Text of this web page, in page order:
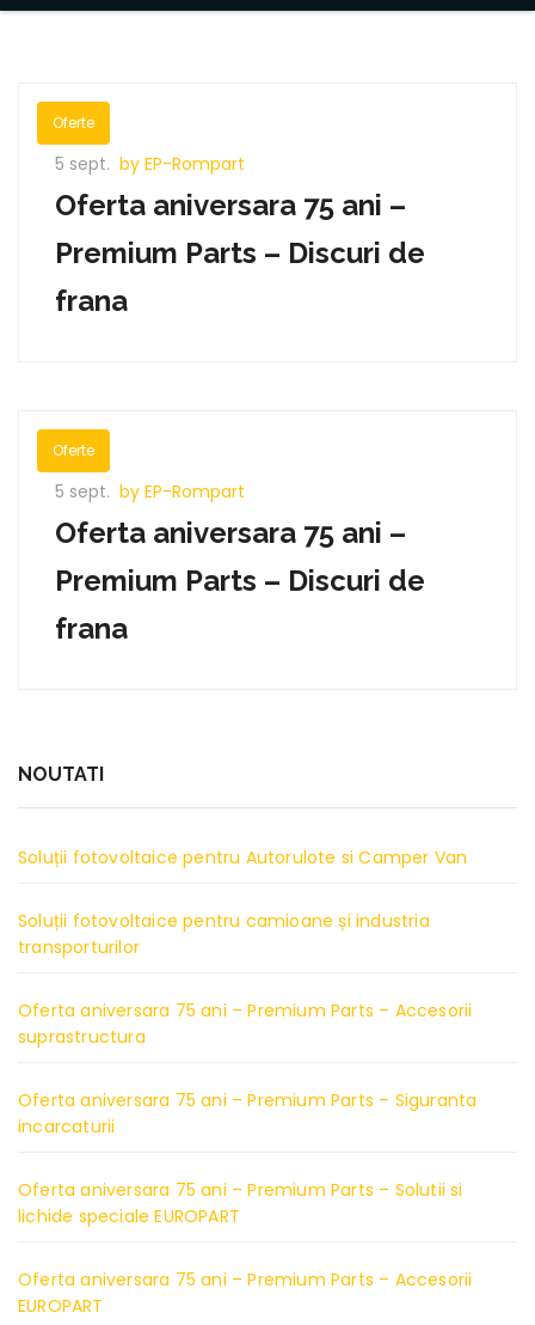
Oferte
5 sept. by EP-Rompart
Oferta aniversara 75 ani –
Premium Parts – Discuri de
frana
Oferte
5 sept. by EP-Rompart
Oferta aniversara 75 ani –
Premium Parts – Discuri de
frana
NOUTATI
Soluții fotovoltaice pentru Autorulote si Camper Van
Soluții fotovoltaice pentru camioane și industria
transporturilor
Oferta aniversara 75 ani – Premium Parts – Accesorii
suprastructura
Oferta aniversara 75 ani – Premium Parts – Siguranta
incarcaturii
Oferta aniversara 75 ani – Premium Parts – Solutii si
lichide speciale EUROPART
Oferta aniversara 75 ani – Premium Parts – Accesorii
EUROPART